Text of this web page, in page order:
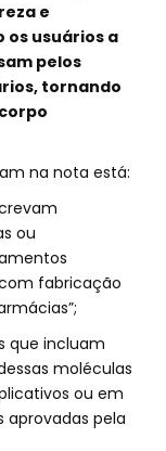
e
os usuários a
pelos
tornando
na nota está:
ou
fabricação
que incluam
moléculas
ou em
aprovadas pela